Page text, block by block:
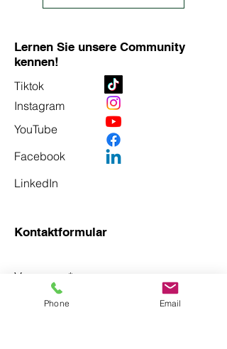
Lernen Sie unsere Community
kennen!
Tiktok
Instagram
YouTube
Facebook
LinkedIn
Kontaktformular
Vorname *
Phone Email